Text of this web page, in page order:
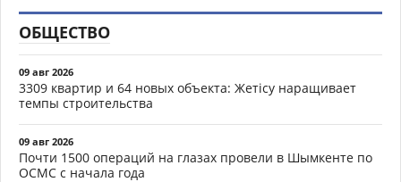
ОБЩЕСТВО
09 авг 2026
3309 квартир и 64 новых объекта: Жетісу наращивает
темпы строительства
09 авг 2026
Почти 1500 операций на глазах провели в Шымкенте по
ОСМС с начала года